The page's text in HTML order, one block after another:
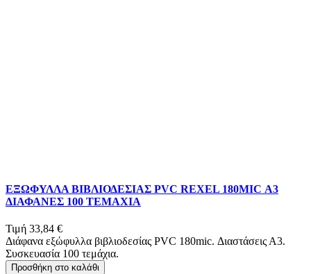
ΕΞΩΦΥΛΛΑ ΒΙΒΛΙΟΔΕΣΙΑΣ PVC REXEL 180MIC Α3
ΔΙΑΦΑΝΕΣ 100 ΤΕΜΑΧΙΑ
Τιμή 33,84 €
Διάφανα εξώφυλλα βιβλιοδεσίας PVC 180mic. Διαστάσεις Α3.
Συσκευασία 100 τεμάχια.
Προσθήκη στο καλάθι